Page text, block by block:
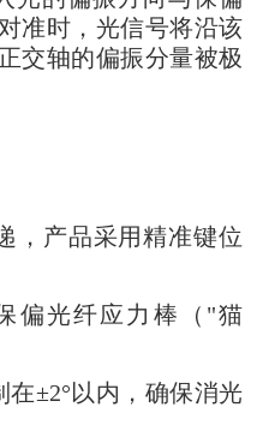
准时，光信号将沿该
交轴的偏振分量被极
，产品采用精准键位
偏光纤应力棒（"猫
±2°以内，确保消光